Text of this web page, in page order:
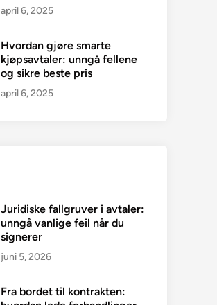
april 6, 2025
Hvordan gjøre smarte
kjøpsavtaler: unngå fellene
og sikre beste pris
april 6, 2025
Juridiske fallgruver i avtaler:
unngå vanlige feil når du
signerer
juni 5, 2026
Fra bordet til kontrakten: